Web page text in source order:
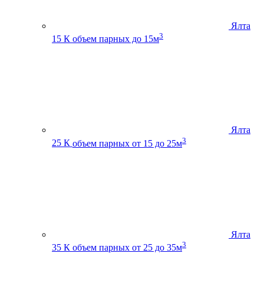
Ялта
15 К объем парных до 15м3
Ялта
25 К объем парных от 15 до 25м3
Ялта
35 К объем парных от 25 до 35м3